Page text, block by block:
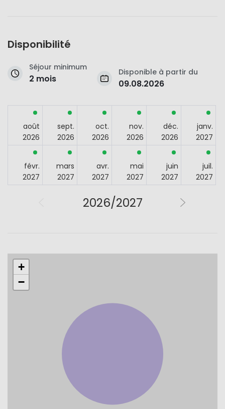
Disponibilité
Séjour minimum
2 mois
Disponible à partir du
09.08.2026
août
2026
sept.
2026
oct.
2026
nov.
2026
déc.
2026
janv.
2027
févr.
2027
mars
2027
avr.
2027
mai
2027
juin
2027
juil.
2027
2026/2027
+
−